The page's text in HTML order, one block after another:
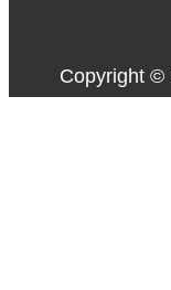
Copyright ©